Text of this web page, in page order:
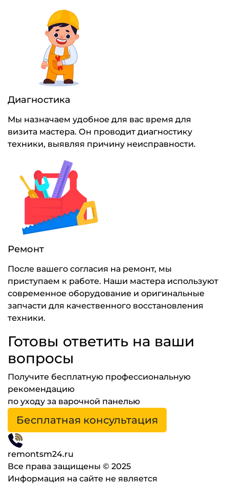
Диагностика
Мы назначаем удобное для вас время для
визита мастера. Он проводит диагностику
техники, выявляя причину неисправности.
Ремонт
После вашего согласия на ремонт, мы
приступаем к работе. Наши мастера используют
современное оборудование и оригинальные
запчасти для качественного восстановления
техники.
Готовы ответить на ваши
вопросы
Получите бесплатную профессиональную
рекомендацию
по уходу за варочной панелью
Бесплатная консультация
remontsm24.ru
Все права защищены © 2025
Информация на сайте не является